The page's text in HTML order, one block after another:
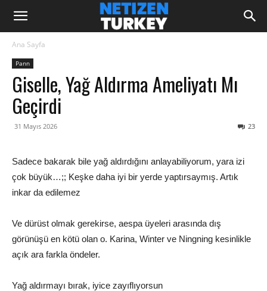
Ana Sayfa
Pann
Giselle, Yağ Aldırma Ameliyatı Mı
Geçirdi
31 Mayıs 2026 23
Sadece bakarak bile yağ aldırdığını anlayabiliyorum, yara izi
çok büyük…;; Keşke daha iyi bir yerde yaptırsaymış. Artık
inkar da edilemez
Ve dürüst olmak gerekirse, aespa üyeleri arasında dış
görünüşü en kötü olan o. Karina, Winter ve Ningning kesinlikle
açık ara farkla öndeler.
Yağ aldırmayı bırak, iyice zayıflıyorsun